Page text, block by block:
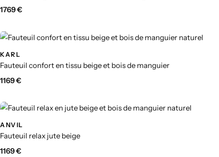
1769€
KARL
Fauteuil confort en tissu beige et bois de manguier
1169€
ANVIL
Fauteuil relax jute beige
1169€